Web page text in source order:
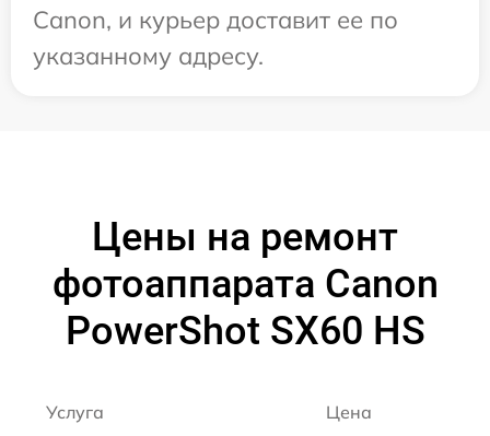
Canon, и курьер доставит ее по
указанному адресу.
Цены на ремонт
фотоаппарата Canon
PowerShot SX60 HS
Услуга Цена